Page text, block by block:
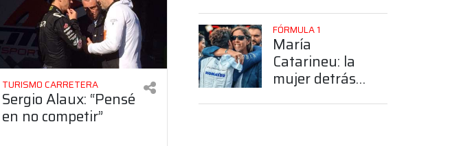
TURISMO CARRETERA
Sergio Alaux: “Pensé
en no competir”
grande"
FÓRMULA 1
María
Catarineu: la
mujer detrás